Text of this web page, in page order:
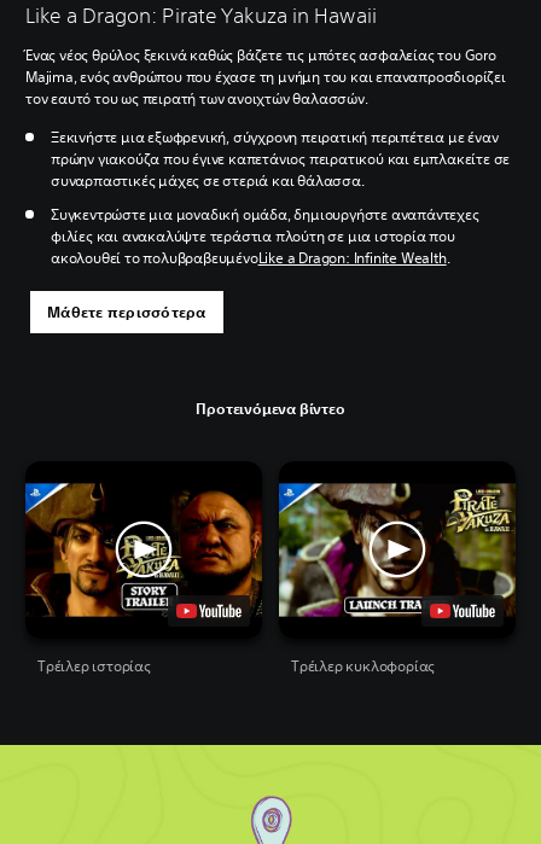
Like a Dragon: Pirate Yakuza in Hawaii
Ένας νέος θρύλος ξεκινά καθώς βάζετε τις μπότες ασφαλείας του Goro
Majima, ενός ανθρώπου που έχασε τη μνήμη του και επαναπροσδιορίζει
τον εαυτό του ως πειρατή των ανοιχτών θαλασσών.
Ξεκινήστε μια εξωφρενική, σύγχρονη πειρατική περιπέτεια με έναν
πρώην γιακούζα που έγινε καπετάνιος πειρατικού και εμπλακείτε σε
συναρπαστικές μάχες σε στεριά και θάλασσα.
Συγκεντρώστε μια μοναδική ομάδα, δημιουργήστε αναπάντεχες
φιλίες και ανακαλύψτε τεράστια πλούτη σε μια ιστορία που
ακολουθεί το πολυβραβευμένοLike a Dragon: Infinite Wealth.
Μάθετε περισσότερα
Προτεινόμενα βίντεο
Τρέιλερ ιστορίας Tρέιλερ κυκλοφορίας